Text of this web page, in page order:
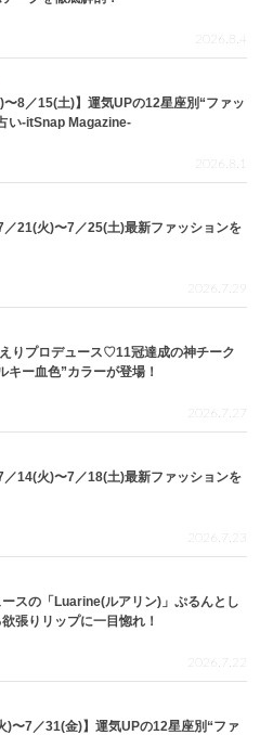
2026.8.4
〜8／15(土)】運気UPの12星座別“ファッ
い-itSnap Magazine-
2026.8.1
／21(火)〜7／25(土)最新ファッションを
2026.7.29
りプロデュース♡11冠達成の神チーク
キー血色”カラーが登場！
2026.7.27
／14(火)〜7／18(土)最新ファッションを
2026.7.23
スの「Luarine(ルアリン)」ぷるんとし
張りリップに一目惚れ！
2026.7.22
)〜7／31(金)】運気UPの12星座別“ファ